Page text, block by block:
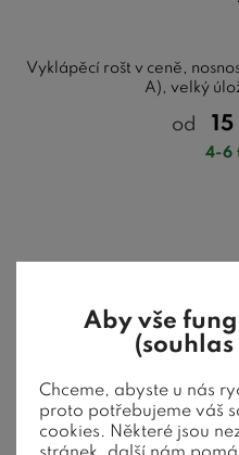
Vyklápěcí rošt v ceně,
A), velký
od
4-6
Aby vše
(souhlas
Chceme, abyste u nás
proto potřebujeme váš
cookies. Některé jsou